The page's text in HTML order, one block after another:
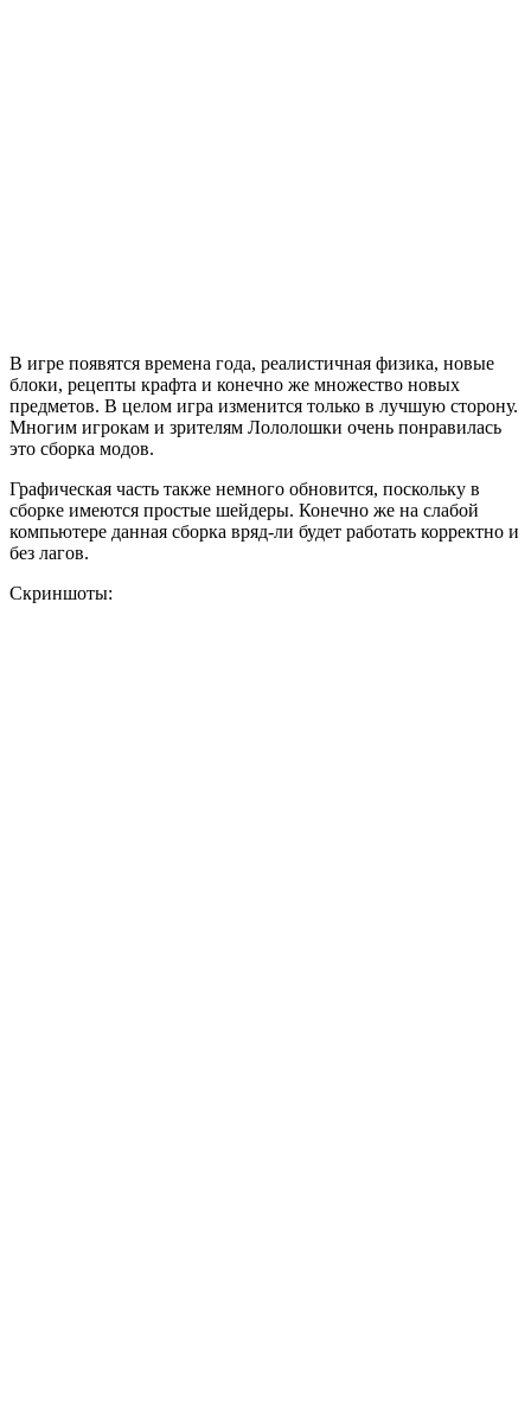
В игре появятся времена года, реалистичная физика, новые
блоки, рецепты крафта и конечно же множество новых
предметов. В целом игра изменится только в лучшую сторону.
Многим игрокам и зрителям Лололошки очень понравилась
это сборка модов.
Графическая часть также немного обновится, поскольку в
сборке имеются простые шейдеры. Конечно же на слабой
компьютере данная сборка вряд-ли будет работать корректно и
без лагов.
Скриншоты: